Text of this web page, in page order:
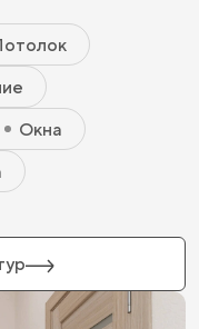
Окна